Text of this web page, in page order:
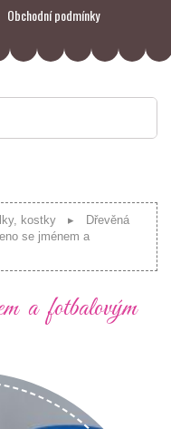
Obchodní podmínky
kostky
Dřevěná
se jménem a
a fotbalovým